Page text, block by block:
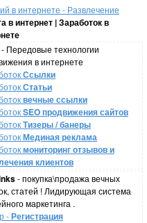
в интернете - Развлечение
в интернет | Заработок в
- Передовые технологии
в интернете
Ссылки
Статьи
вечные ссылки
SEO продвижения сайтов
Тизеры / банеры
Мединая реклама
мониторинг отзывов и
клиентов
- покупка\продажа вечных
статей ! Лидирующая система
маркетинга .
-Регистрация